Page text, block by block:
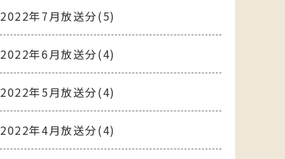
2022年7月放送分(5)
2022年6月放送分(4)
2022年5月放送分(4)
2022年4月放送分(4)